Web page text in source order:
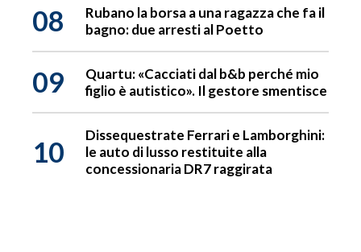
08
Rubano la borsa a una ragazza che fa il
bagno: due arresti al Poetto
09
Quartu: «Cacciati dal b&b perché mio
figlio è autistico». Il gestore smentisce
10
Dissequestrate Ferrari e Lamborghini:
le auto di lusso restituite alla
concessionaria DR7 raggirata